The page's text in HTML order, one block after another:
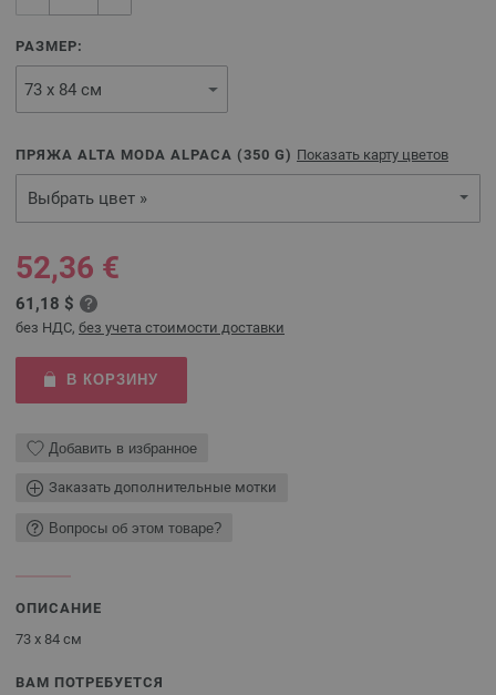
РАЗМЕР:
ПРЯЖА ALTA MODA ALPACA (350 G) Показать карту цветов
Выбрать цвет »
52,36 €
61,18 $
без НДС, без учета стоимости доставки
В КОРЗИНУ
Добавить в избранное
Заказать дополнительные мотки
Вопросы об этом товаре?
ОПИСАНИЕ
73 х 84 см
ВАМ ПОТРЕБУЕТСЯ